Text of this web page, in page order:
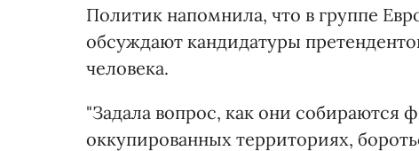
Политик напомнила, что в группе
обсуждают кандидатуры
человека.
"Задала вопрос, как они собираются
оккупированных территориях,